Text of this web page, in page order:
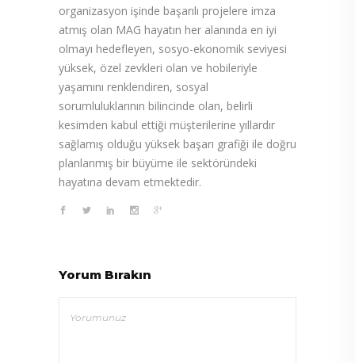
organizasyon işinde başarılı projelere imza
atmış olan MAG hayatın her alanında en iyi
olmayı hedefleyen, sosyo-ekonomik seviyesi
yüksek, özel zevkleri olan ve hobileriyle
yaşamını renklendiren, sosyal
sorumluluklarının bilincinde olan, belirli
kesimden kabul ettiği müşterilerine yıllardır
sağlamış olduğu yüksek başarı grafiği ile doğru
planlanmış bir büyüme ile sektöründeki
hayatına devam etmektedir.
Yorum Bırakın